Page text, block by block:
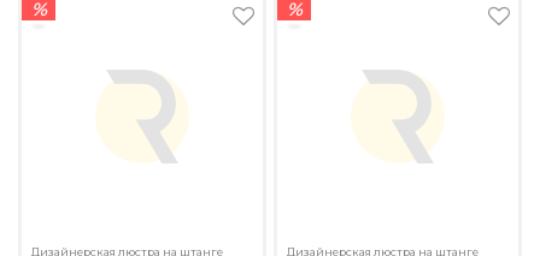
%
Дизайнерская люстра на штанге
%
Дизайнерская люстра на штанге